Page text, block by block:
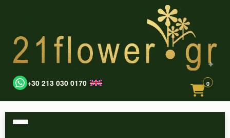
+30 213 030 0170 0